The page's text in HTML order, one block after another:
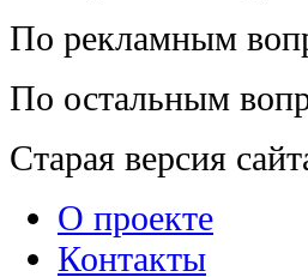
По рекламным
По остальным
Старая версия
О проекте
Контакты